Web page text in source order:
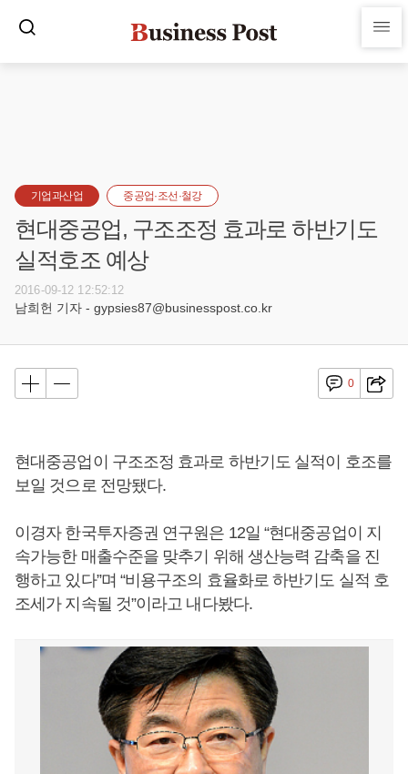
기업과산업 중공업·조선·철강
현대중공업, 구조조정 효과로 하반기도
실적호조 예상
2016-09-12 12:52:12
남희헌 기자 - gypsies87@businesspost.co.kr
0
현대중공업이 구조조정 효과로 하반기도 실적이 호조를
보일 것으로 전망됐다.
이경자 한국투자증권 연구원은 12일 “현대중공업이 지
속가능한 매출수준을 맞추기 위해 생산능력 감축을 진
행하고 있다”며 “비용구조의 효율화로 하반기도 실적 호
조세가 지속될 것”이라고 내다봤다.